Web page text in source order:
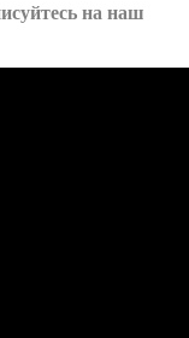
на наш